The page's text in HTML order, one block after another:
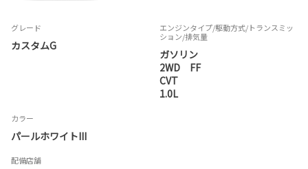
グレード
カスタムG
エンジンタイプ/駆動方式/トランスミッ
ション/排気量
ガソリン
2WD FF
CVT
1.0L
カラー
パールホワイトIII
配備店舗